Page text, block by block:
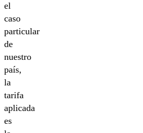
el
caso
particular
de
nuestro
país,
la
tarifa
aplicada
es